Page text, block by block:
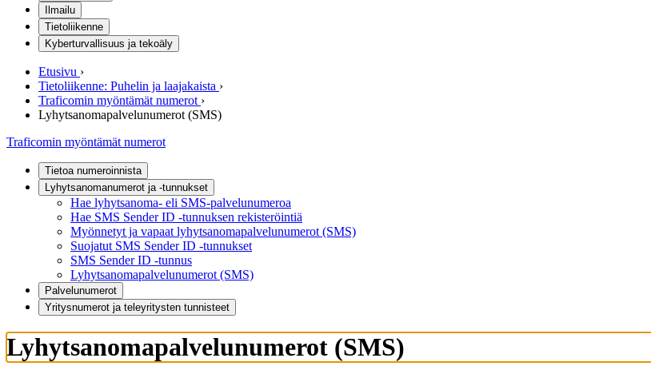
Ilmailu
Tietoliikenne
Kyberturvallisuus ja tekoäly
Etusivu ›
Tietoliikenne: Puhelin ja laajakaista ›
Traficomin myöntämät numerot ›
Lyhytsanomapalvelunumerot (SMS)
Traficomin myöntämät numerot
Tietoa numeroinnista
Lyhytsanomanumerot ja -tunnukset
Hae lyhytsanoma- eli SMS-palvelunumeroa
Hae SMS Sender ID -tunnuksen rekisteröintiä
Myönnetyt ja vapaat lyhytsanomapalvelunumerot (SMS)
Suojatut SMS Sender ID -tunnukset
SMS Sender ID -tunnus
Lyhytsanomapalvelunumerot (SMS)
Palvelunumerot
Yritysnumerot ja teleyritysten tunnisteet
Lyhytsanomapalvelunumerot (SMS)